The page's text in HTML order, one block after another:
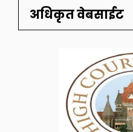
अधिकृत वेबसाईट